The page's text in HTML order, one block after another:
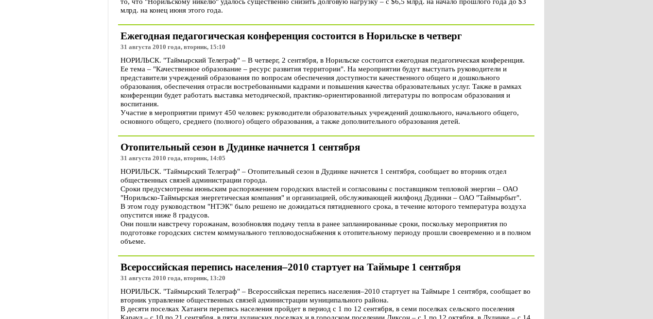
млрд. на конец июня этого года.
Ежегодная педагогическая конференция состоится в Норильске в четверг
31 августа 2010 года, вторник, 15:10
НОРИЛЬСК. "Таймырский Телеграф" – В четверг, 2 сентября, в Норильске состоится ежегодная педагогическая конференция.
Ее тема – "Качественное образование – ресурс развития территории". На мероприятии будут выступать руководители и
представители учреждений образования по вопросам обеспечения доступности качественного общего и дошкольного
образования, обеспечения отрасли востребованными кадрами и повышения качества образовательных услуг. Также в рамках
конференции будет работать выставка методической, практико-ориентированной литературы по вопросам образования и
воспитания.
Участие в мероприятии примут 450 человек: руководители образовательных учреждений дошкольного, начального общего,
основного общего, среднего (полного) общего образования, а также дополнительного образования детей.
Отопительный сезон в Дудинке начнется 1 сентября
31 августа 2010 года, вторник, 14:05
НОРИЛЬСК. "Таймырский Телеграф" – Отопительный сезон в Дудинке начнется 1 сентября, сообщает во вторник отдел
общественных связей администрации города.
Сроки предусмотрены июньским распоряжением городских властей и согласованы с поставщиком тепловой энергии – ОАО
"Норильско-Таймырская энергетическая компания" и организацией, обслуживающей жилфонд Дудинки – ОАО "Таймырбыт".
В этом году руководством "НТЭК" было решено не дожидаться пятидневного срока, в течение которого температура воздуха
опустится ниже 8 градусов.
Они пошли навстречу горожанам, возобновляя подачу тепла в ранее запланированные сроки, поскольку мероприятия по
подготовке городских систем коммунального тепловодоснабжения к отопительному периоду прошли своевременно и в полном
объеме.
Всероссийская перепись населения–2010 стартует на Таймыре 1 сентября
31 августа 2010 года, вторник, 13:20
НОРИЛЬСК. "Таймырский Телеграф" – Всероссийская перепись населения–2010 стартует на Таймыре 1 сентября, сообщает во
вторник управление общественных связей администрации муниципального района.
В десяти поселках Хатанги перепись населения пройдет в период с 1 по 12 сентября, в семи поселках сельского поселения
Караул – с 10 по 21 сентября, в пяти дудинских поселках и в городском поселении Диксон – с 1 по 12 октября, в Дудинке – с 14